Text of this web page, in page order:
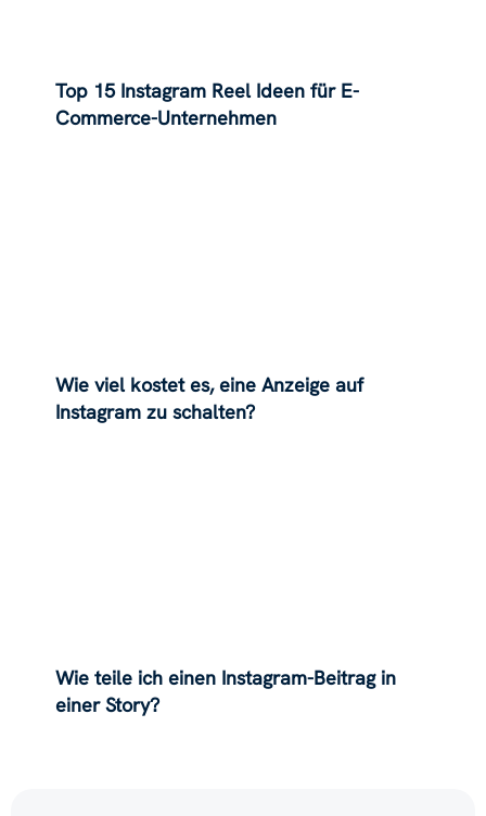
Top 15 Instagram Reel Ideen für E-
Commerce-Unternehmen
Wie viel kostet es, eine Anzeige auf
Instagram zu schalten?
Wie teile ich einen Instagram-Beitrag in
einer Story?